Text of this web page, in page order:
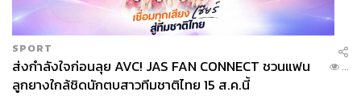
SPORT
ส่งกำลังใจก่อนลุย AVC! JAS FAN CONNECT ชวนแฟน
ลูกยางใกล้ชิดนักตบสาวทีมชาติไทย 15 ส.ค.นี้
...